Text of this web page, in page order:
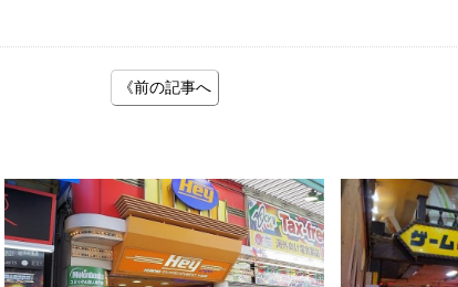
《前の記事へ